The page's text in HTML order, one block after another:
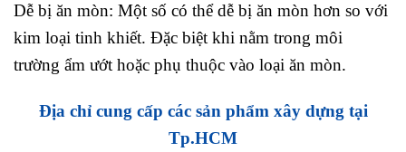
Dễ bị ăn mòn: Một số có thể dễ bị ăn mòn hơn so với
kim loại tinh khiết. Đặc biệt khi nằm trong môi
trường ẩm ướt hoặc phụ thuộc vào loại ăn mòn.
Địa chỉ cung cấp các sản phẩm xây dựng tại
Tp.HCM